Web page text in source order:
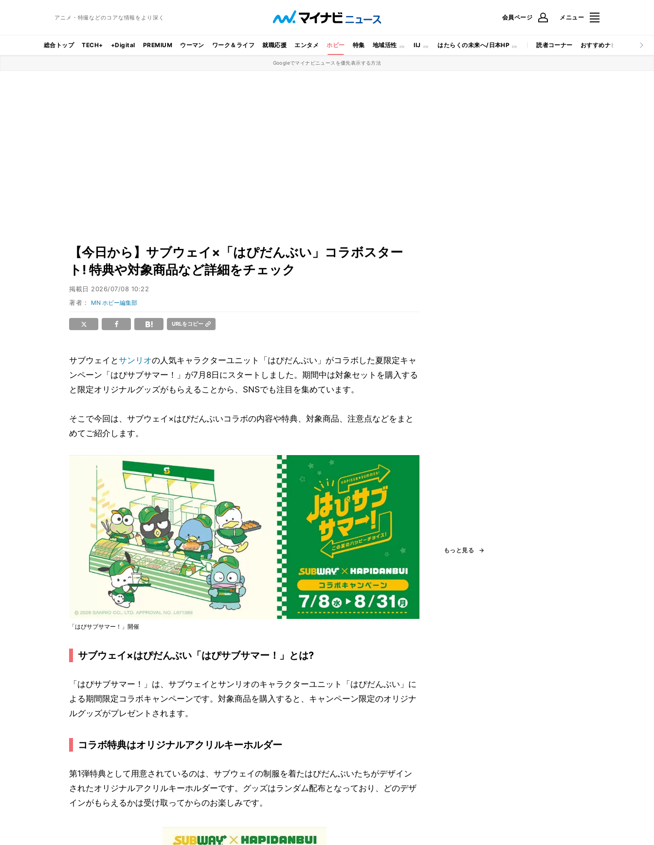
アニメ・特撮などのコアな情報をより深く 会員ページ メニュー
総合トップ TECH+ +Digital PREMIUM ウーマン ワーク＆ライフ 就職応援 エンタメ ホビー 特集 地域活性 IIJ はたらくの未来へ/日本HP 読者コーナー おすすめナビ マイナビ
Googleでマイナビニュースを優先表示する方法
【今日から】サブウェイ×「はぴだんぶい」コラボスター
ト! 特典や対象商品など詳細をチェック
掲載日 2026/07/08 10:22
著者： MN ホビー編集部
URLをコピー
サブウェイとサンリオの人気キャラクターユニット「はぴだんぶい」がコラボした夏限定キャ
ンペーン「はぴサブサマー！」が7月8日にスタートしました。期間中は対象セットを購入する
と限定オリジナルグッズがもらえることから、SNSでも注目を集めています。
そこで今回は、サブウェイ×はぴだんぶいコラボの内容や特典、対象商品、注意点などをまと
めてご紹介します。
「はぴサブサマー！」開催
サブウェイ×はぴだんぶい「はぴサブサマー！」とは?
「はぴサブサマー！」は、サブウェイとサンリオのキャラクターユニット「はぴだんぶい」に
よる期間限定コラボキャンペーンです。対象商品を購入すると、キャンペーン限定のオリジナ
ルグッズがプレゼントされます。
コラボ特典はオリジナルアクリルキーホルダー
第1弾特典として用意されているのは、サブウェイの制服を着たはぴだんぶいたちがデザイン
されたオリジナルアクリルキーホルダーです。グッズはランダム配布となっており、どのデザ
インがもらえるかは受け取ってからのお楽しみです。
もっと見る